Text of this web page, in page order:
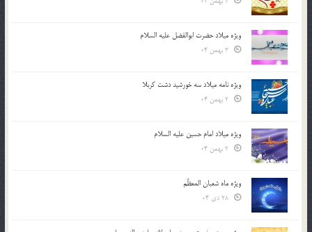
ویژه میلاد حضرت ابوالفضل علیه السلام
ویژه نامه میلاد سه خورشید دشت کربلا
ویژه میلاد امام حسین علیه السلام
ویژه ماه شعبان المعظّم